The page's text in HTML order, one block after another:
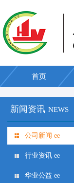
首页
新闻资讯 NEWS
公司新闻 ee
行业资讯 ee
华业公益 ee